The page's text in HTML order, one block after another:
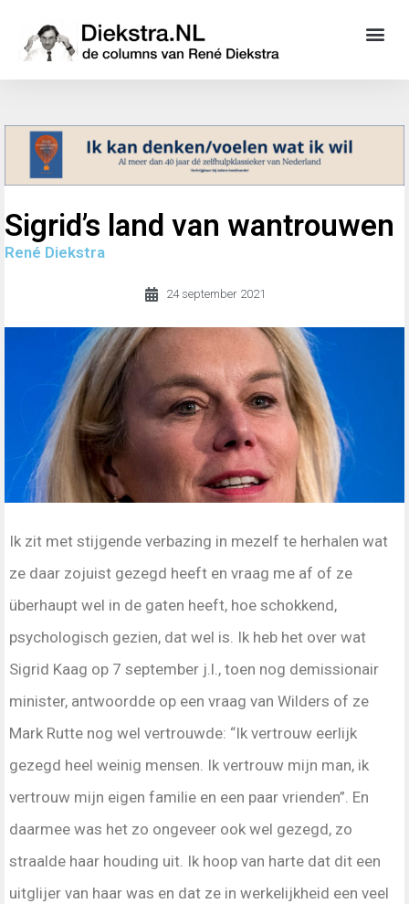
Sigrid’s land van wantrouwen
René Diekstra
24 september 2021
Ik zit met stijgende verbazing in mezelf te herhalen wat
ze daar zojuist gezegd heeft en vraag me af of ze
überhaupt wel in de gaten heeft, hoe schokkend,
psychologisch gezien, dat wel is. Ik heb het over wat
Sigrid Kaag op 7 september j.l., toen nog demissionair
minister, antwoordde op een vraag van Wilders of ze
Mark Rutte nog wel vertrouwde: “Ik vertrouw eerlijk
gezegd heel weinig mensen. Ik vertrouw mijn man, ik
vertrouw mijn eigen familie en een paar vrienden”. En
daarmee was het zo ongeveer ook wel gezegd, zo
straalde haar houding uit. Ik hoop van harte dat dit een
uitglijer van haar was en dat ze in werkelijkheid een veel